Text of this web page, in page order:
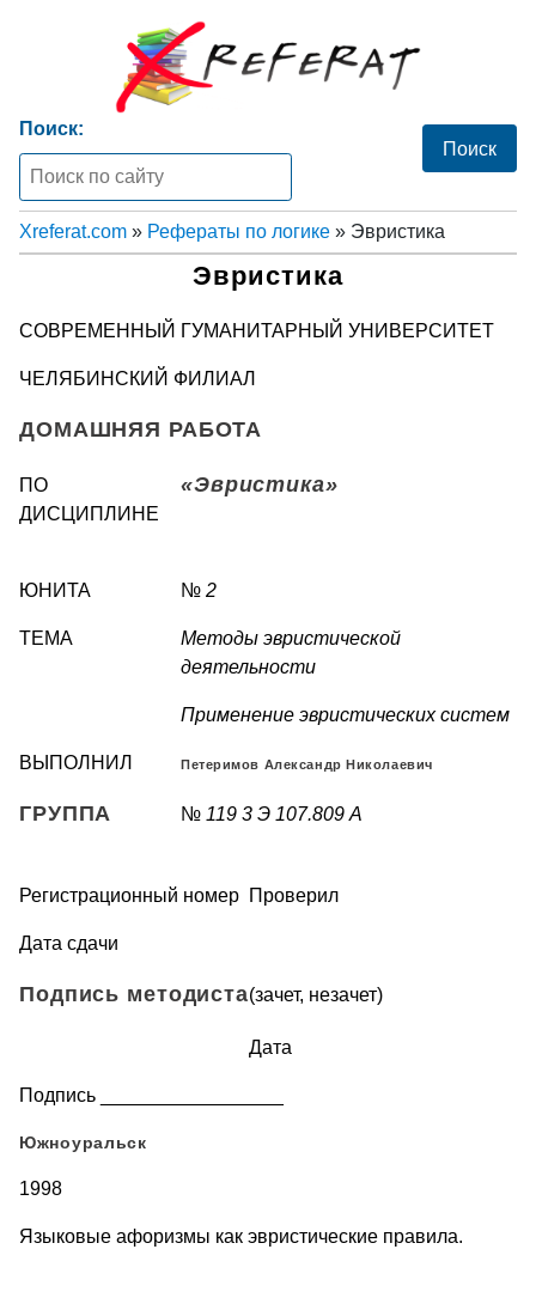
Поиск:
Xreferat.com » Рефераты по логике » Эвристика
Эвристика
СОВРЕМЕННЫЙ ГУМАНИТАРНЫЙ УНИВЕРСИТЕТ
ЧЕЛЯБИНСКИЙ ФИЛИАЛ
ДОМАШНЯЯ РАБОТА
ПО
ДИСЦИПЛИНЕ
«Эвристика»
ЮНИТА № 2
ТЕМА
Методы эвристической
деятельности
Применение эвристических систем
ВЫПОЛНИЛ Петеримов Александр Николаевич
ГРУППА № 119 3 Э 107.809 А
Регистрационный номер Проверил
Дата сдачи
Подпись методиста(зачет, незачет)
Дата
Подпись _________________
Южноуральск
1998
Языковые афоризмы как эвристические правила.